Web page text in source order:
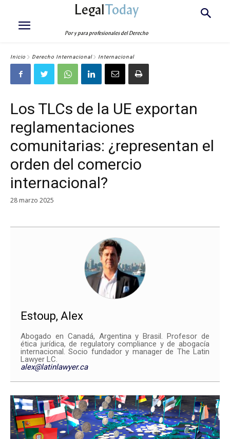
LegalToday
Por y para profesionales del Derecho
Inicio Derecho Internacional Internacional
Los TLCs de la UE exportan
reglamentaciones
comunitarias: ¿representan el
orden del comercio
internacional?
28 marzo 2025
Estoup, Alex
Abogado en Canadá, Argentina y Brasil. Profesor de
ética jurídica, de regulatory compliance y de abogacía
internacional. Socio fundador y manager de The Latin
Lawyer LC.
alex@latinlawyer.ca